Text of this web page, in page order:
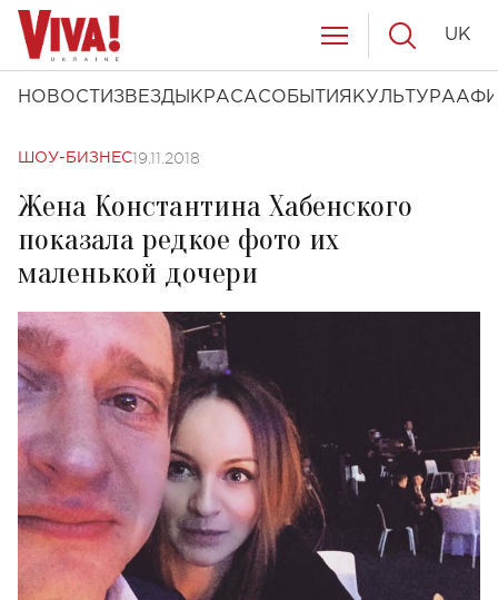
НОВОСТИ ЗВЕЗДЫ КРАСАСОБЫТИЯ КУЛЬТУРА
UK
ШОУ-БИЗНЕС19.11.2018
Жена Константина Хабенского
показала редкое фото их
маленькой дочери